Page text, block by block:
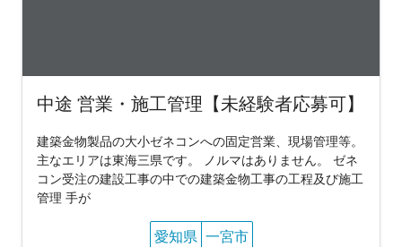
中途 営業・施工管理【未経験者応募可】
建築金物製品の大小ゼネコンへの固定営業、現場管理等。
主なエリアは東海三県です。 ノルマはありません。 ゼネ
コン受注の建設工事の中での建築金物工事の工程及び施工
管理 手が
愛知県 一宮市